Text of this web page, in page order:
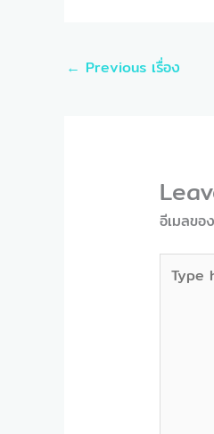
← Previous เรื่อง
อีเมลขอ
here..